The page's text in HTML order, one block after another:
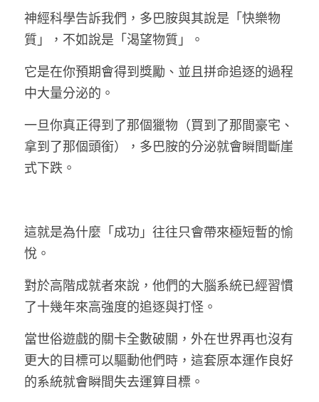
神經科學告訴我們，多巴胺與其說是「快樂物
質」，不如說是「渴望物質」。
它是在你預期會得到獎勵、並且拼命追逐的過程
中大量分泌的。
一旦你真正得到了那個獵物（買到了那間豪宅、
拿到了那個頭銜），多巴胺的分泌就會瞬間斷崖
式下跌。
這就是為什麼「成功」往往只會帶來極短暫的愉
悅。
對於高階成就者來說，他們的大腦系統已經習慣
了十幾年來高強度的追逐與打怪。
當世俗遊戲的關卡全數破關，外在世界再也沒有
更大的目標可以驅動他們時，這套原本運作良好
的系統就會瞬間失去運算目標。